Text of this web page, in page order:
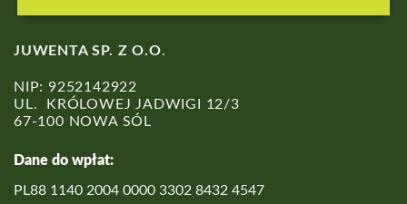
JUWENTA SP. Z O.O.
NIP: 9252142922
UL. KRÓLOWEJ JADWIGI 12/3
67-100 NOWA SÓL
Dane do wpłat:
PL88 1140 2004 0000 3302 8432 4547